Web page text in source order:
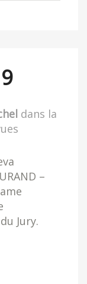
dans la
–
Jury.